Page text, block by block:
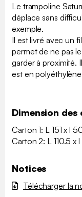
Le trampoline
déplace sans
exemple.
Il est livré avec un
permet de ne pas
garder à proximité.
est en
Dimension des
Carton 1: L 151 x l
Carton 2: L 110.5 x
Notices
Télécharger la